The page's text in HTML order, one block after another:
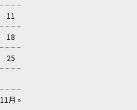
11月 »
11
18
25